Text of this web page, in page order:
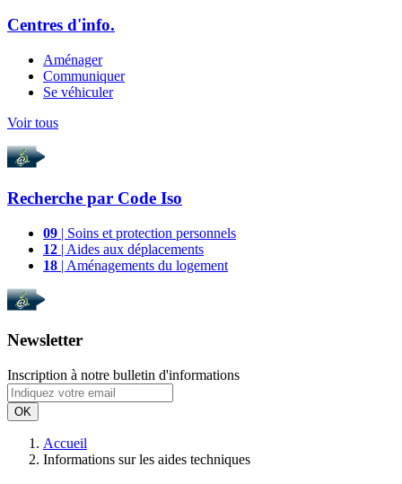
Centres d'info.
Aménager
Communiquer
Se véhiculer
Voir tous
Recherche par Code Iso
09 | Soins et protection personnels
12 | Aides aux déplacements
18 | Aménagements du logement
Newsletter
Inscription à notre bulletin d'informations
OK
Accueil
Informations sur les aides techniques